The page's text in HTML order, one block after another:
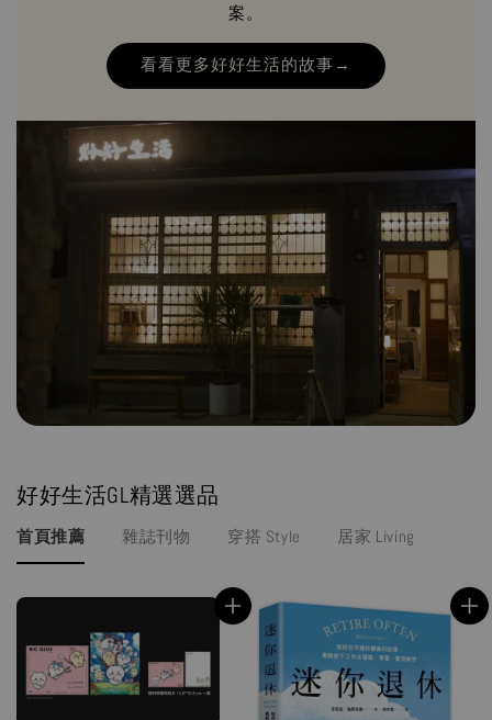
案。
看看更多好好生活的故事→
好好生活GL精選選品
首頁推薦 雜誌刊物 穿搭 Style 居家 Living